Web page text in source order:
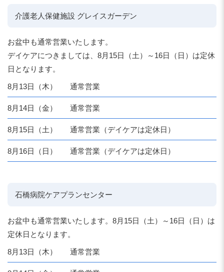
介護老人保健施設 グレイスガーデン
お盆中も通常営業いたします。
デイケアにつきましては、8月15日（土）～16日（日）は定休
日となります。
8月13日（木） 通常営業
8月14日（金） 通常営業
8月15日（土） 通常営業（デイケアは定休日）
8月16日（日） 通常営業（デイケアは定休日）
石橋病院ケアプランセンター
お盆中も通常営業いたします。8月15日（土）～16日（日）は
定休日となります。
8月13日（木） 通常営業